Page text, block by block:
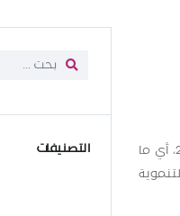
التصنيفات أعلن "بنك فلسطين" عن تقديمه حوالي 1,912,000 دولار أميركي ضمن مساهمته بمجال المسؤولية الاجتماعية خلال العام 2012، أي ما